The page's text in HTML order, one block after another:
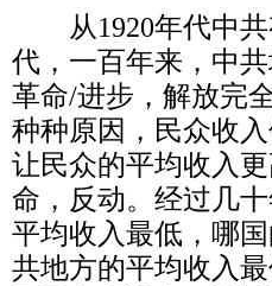
从1920年代中
代，一百年来，中
革命/进步，解放完
种种原因，民众收
让民众的平均收入
命，反动。经过几
平均收入最低，哪
共地方的平均收入